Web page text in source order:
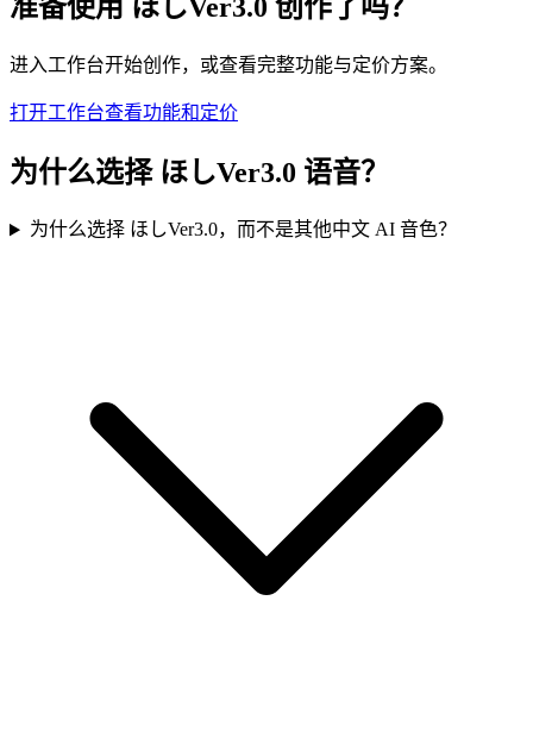
准备使用 ほしVer3.0 创作了吗？
进入工作台开始创作，或查看完整功能与定价方案。
打开工作台查看功能和定价
为什么选择 ほしVer3.0 语音？
为什么选择 ほしVer3.0，而不是其他中文 AI 音色？